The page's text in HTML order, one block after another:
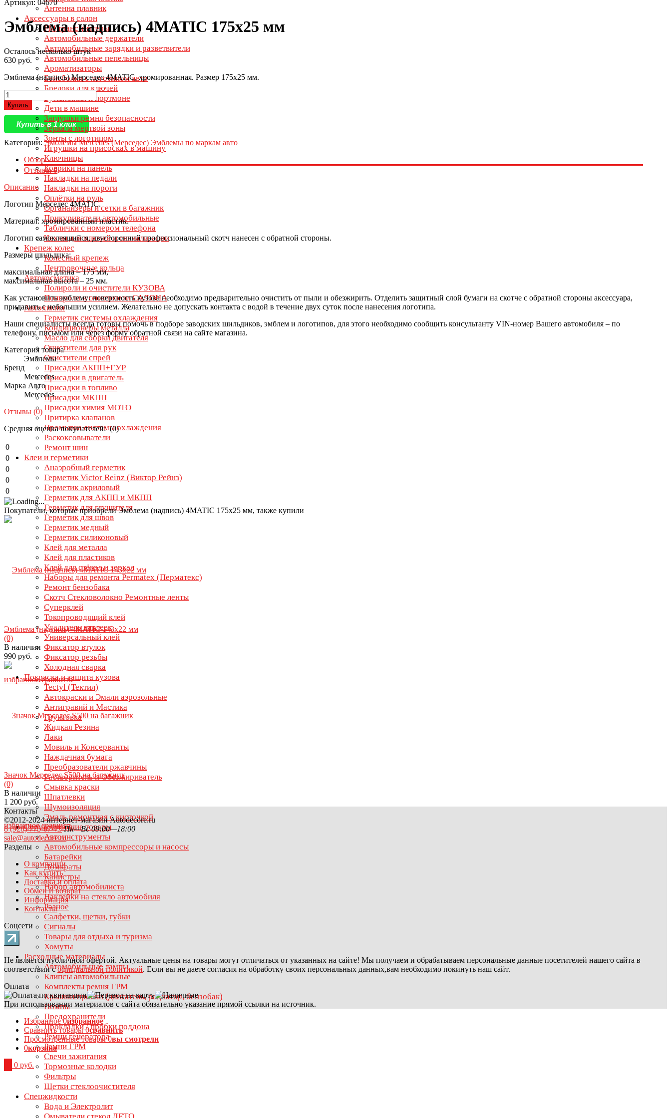
Антенна плавник
Аксессуары в салон
FM трансмиттеры
Автомобильные держатели
Автомобильные зарядки и разветвители
Автомобильные пепельницы
Ароматизаторы
Бейсболки с логотипом авто
Брелоки для ключей
Бумажники и портмоне
Дети в машине
Заглушки ремня безопасности
Зеркала мертвой зоны
Зонты с логотипом
Игрушки на присосках в машину
Ключницы
Коврики на панель
Накладки на педали
Накладки на пороги
Оплётки на руль
Органайзеры и сетки в багажник
Прикуриватели автомобильные
Таблички с номером телефона
Чехлы для ключей и сигнализации
Крепеж колес
Колесный крепеж
Центровочные кольца
Автокосметика
Полироли и очистители КУЗОВА
Полироли и очистители САЛОНА
Автохимия
Герметик системы охлаждения
Кондиционеры металла
Масло для сборки двигателя
Очистители для рук
Очистители спрей
Присадки АКПП+ГУР
Присадки в двигатель
Присадки в топливо
Присадки МКПП
Присадки химия МОТО
Притирка клапанов
Промывка системы охлаждения
Раскоксовыватели
Ремонт шин
Клеи и герметики
Анаэробный герметик
Герметик Victor Reinz (Виктор Рейнз)
Герметик акриловый
Герметик для АКПП и МКПП
Герметик для глушителя
Герметик для швов
Герметик медный
Герметик силиконовый
Клей для металла
Клей для пластиков
Клей для стёкол и зеркал
Наборы для ремонта Permatex (Перматекс)
Ремонт бензобака
Скотч Стекловолокно Ремонтные ленты
Суперклей
Токопроводящий клей
Удалитель наклеек
Универсальный клей
Фиксатор втулок
Фиксатор резьбы
Холодная сварка
Покраска и защита кузова
Tectyl (Тектил)
Автокраски и Эмали аэрозольные
Антигравий и Мастика
Грунтовка
Жидкая Резина
Лаки
Мовиль и Консерванты
Наждачная бумага
Преобразователи ржавчины
Растворитель и Обезжириватель
Смывка краски
Шпатлевки
Шумоизоляция
Эмаль ремонтная с кисточкой
Сопутствующие товары
Автоинструменты
Автомобильные компрессоры и насосы
Батарейки
Домкраты
Канистры
Набор автомобилиста
Наклейки на стекло автомобиля
Разное
Салфетки, щетки, губки
Сигналы
Товары для отдыха и туризма
Хомуты
Расходные материалы
Автомобильные лампы
Клипсы автомобильные
Комплекты ремня ГРМ
Крышки/пробки (двигатель, радиатор, бензобак)
Помпы
Предохранители
Прокладки / пробки поддона
Ремни генератора
Ремни ГРМ
Свечи зажигания
Тормозные колодки
Фильтры
Щетки стеклоочистителя
Спецжидкости
Вода и Электролит
Артикул: 04670
Эмблема (надпись) 4MATIC 175х25 мм
Осталось несколько штук
630 руб.
Эмблема (надпись) Мерседес 4MATIC, хромированная. Размер 175х25 мм.
Купить
Купить в 1 клик
Категории:Эмблемы Mercedes (Мерседес) Эмблемы по маркам авто
Обзор
Отзывы0
Описание
Логотип Мерседес 4MATIC.
Материал: хромированный пластик.
Логотип самоклеящийся, двусторонний профессиональный скотч нанесен с обратной стороны.
Размеры шильдика:
максимальная длина – 175 мм,
максимальная высота – 25 мм.
Как установить эмблему: поверхность кузова необходимо предварительно очистить от пыли и обезжирить. Отделить защитный слой бумаги на скотче с обратной стороны аксессуара,
придавить с небольшим усилием. Желательно не допускать контакта с водой в течение двух суток после нанесения логотипа.
Наши специалисты всегда готовы помочь в подборе заводских шильдиков, эмблем и логотипов, для этого необходимо сообщить консультанту VIN-номер Вашего автомобиля – по
телефону, письмом или через форму обратной связи на сайте магазина.
Категория товара
Эмблемы
Бренд
Mercedes
Марка Авто
Mercedes
Отзывы (0)
Средняя оценка покупателей: (0)
0
0
0
0
0
Покупатели, которые приобрели Эмблема (надпись) 4MATIC 175х25 мм, также купили
избранное сравнить
Эмблема (надпись) 4MATIC 143х22 мм
(0)
В наличии
990 руб.
избранное сравнить
Значок Мерседес S500 на багажник
(0)
В наличии
1 200 руб.
Контакты
©2012-2024 интернет-магазин Autodecore.ru
8 (928) 773-07-75 Пн—Вс 09:00—18:00
sale@autodecore.ru
Разделы
О компании
Как купить
Доставка и оплата
Обмен и возврат
Информация
Контакты
Соцсети
Не является публичной офертой. Актуальные цены на товары могут отличаться от указанных на сайте! Мы получаем и обрабатываем персональные данные посетителей нашего сайта в
соответствии софициальной политикой. Если вы не даете согласия на обработку своих персональных данных,вам необходимо покинуть наш сайт.
Оплата
При использовании материалов с сайта обязательно указание прямой ссылки на источник.
Избранное 0избранное
Сравнить товары 0сравнить
Просмотренные товары 0вы смотрели
0корзина
0 руб.